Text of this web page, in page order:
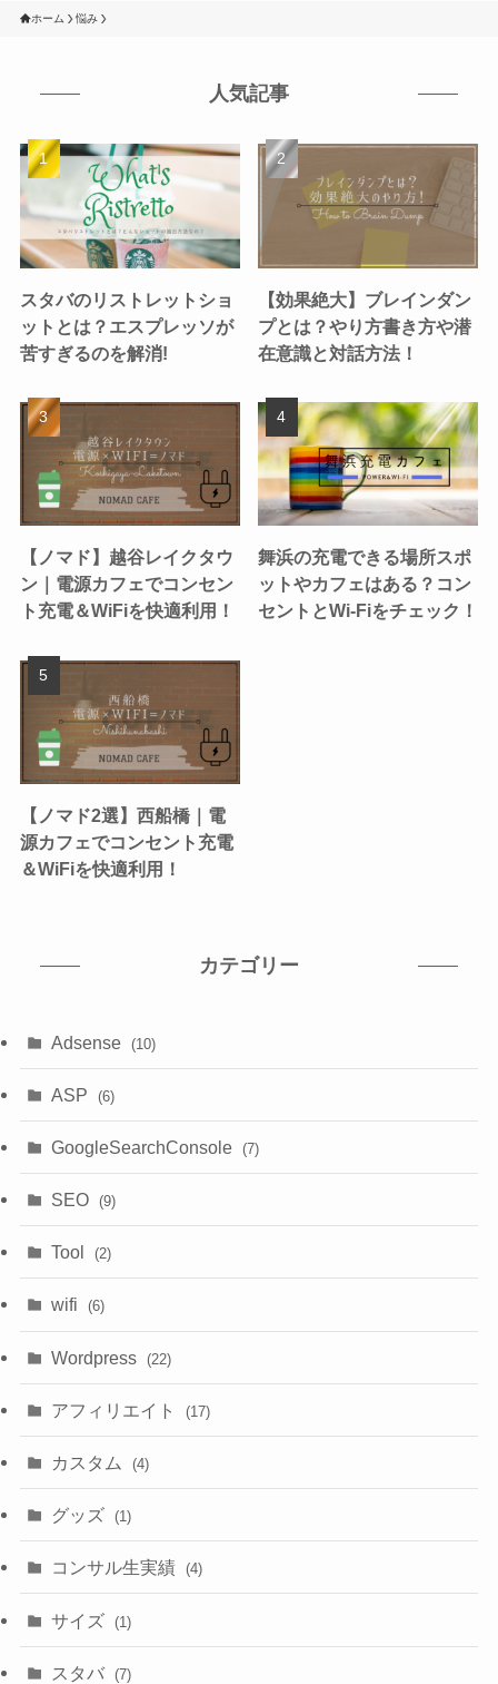
ホーム 悩み
人気記事
スタバのリストレットショ
ットとは？エスプレッソが
苦すぎるのを解消!
【効果絶大】ブレインダン
プとは？やり方書き方や潜
在意識と対話方法！
【ノマド】越谷レイクタウ
ン｜電源カフェでコンセン
ト充電＆WiFiを快適利用！
舞浜の充電できる場所スポ
ットやカフェはある？コン
セントとWi-Fiをチェック！
【ノマド2選】西船橋｜電
源カフェでコンセント充電
＆WiFiを快適利用！
カテゴリー
Adsense (10)
ASP (6)
GoogleSearchConsole (7)
SEO (9)
Tool (2)
wifi (6)
Wordpress (22)
アフィリエイト (17)
カスタム (4)
グッズ (1)
コンサル生実績 (4)
サイズ (1)
スタバ (7)